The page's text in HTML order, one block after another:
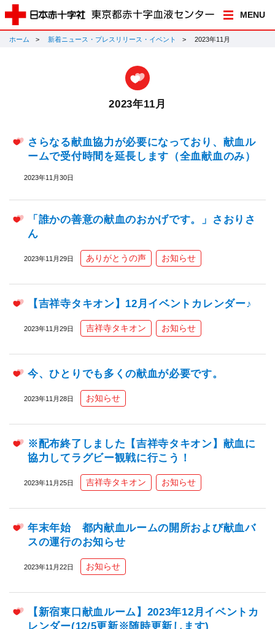
MENU
ホーム 新着ニュース・プレスリリース・イベント 2023年11月
2023年11月
さらなる献血協力が必要になっており、献血ル
ームで受付時間を延長します（全血献血のみ）
2023年11月30日
「誰かの善意の献血のおかげです。」さおりさ
ん
2023年11月29日 ありがとうの声 お知らせ
【吉祥寺タキオン】12月イベントカレンダー♪
2023年11月29日 吉祥寺タキオン お知らせ
今、ひとりでも多くの献血が必要です。
2023年11月28日 お知らせ
※配布終了しました【吉祥寺タキオン】献血に
協力してラグビー観戦に行こう！
2023年11月25日 吉祥寺タキオン お知らせ
年末年始 都内献血ルームの開所および献血バ
スの運行のお知らせ
2023年11月22日 お知らせ
【新宿東口献血ルーム】2023年12月イベントカ
レンダー(12/5更新※随時更新します)